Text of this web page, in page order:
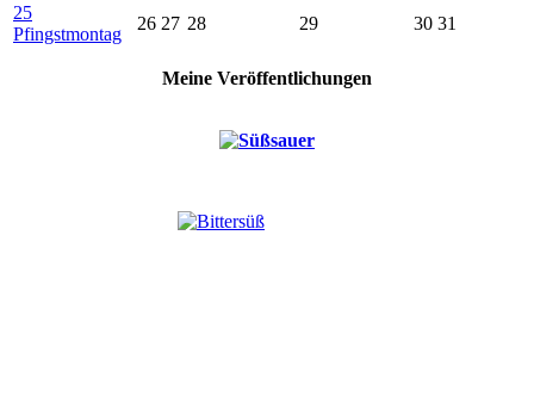
25
Pfingstmontag
26 27 28 29 30 31
Meine Veröffentlichungen